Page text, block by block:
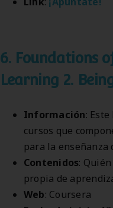
6. Foundations
Learning 2.
Información:
cursos que
para la enseñanza
Contenidos:
propia de
Web: Coursera